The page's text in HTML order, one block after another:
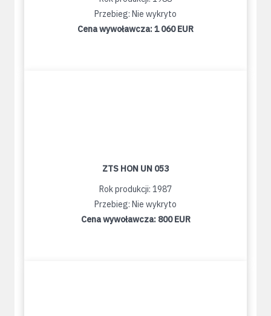
Przebieg: Nie wykryto
Cena wywoławcza:1 060 EUR
ZTS HON UN 053
Rok produkcji: 1987
Przebieg: Nie wykryto
Cena wywoławcza: 800 EUR